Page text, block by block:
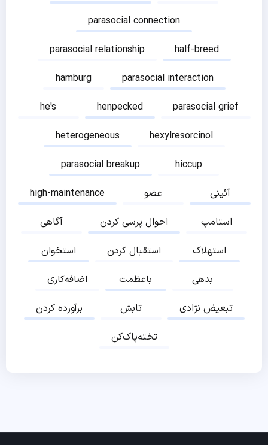
parasocial connection
parasocial relationship
half-breed
hamburg
parasocial interaction
he's
henpecked
parasocial grief
heterogeneous
hexylresorcinol
parasocial breakup
hiccup
high-maintenance
عضو
آئینی
آگاهی
احوال پرسی کردن
استامپ
استخوان
استقبال کردن
استهلاک
اضافه‌کاری
باعظمت
بدهی
برآورده کردن
تابش
تبعیض نژادی
تخته‌پاک‌کن